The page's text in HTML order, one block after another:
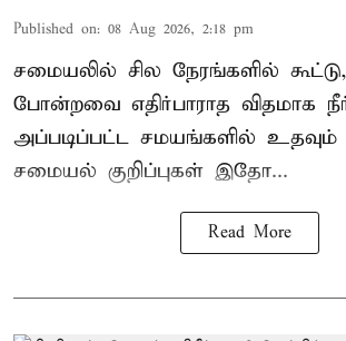
Published on: 08 Aug 2026, 2:18 pm
சமையலில் சில நேரங்களில் கூட்டு,
போன்றவை எதிர்பாராத விதமாக
அப்படிப்பட்ட சமயங்களில் உதவும்
சமையல் குறிப்புகள் இதோ...
Read More